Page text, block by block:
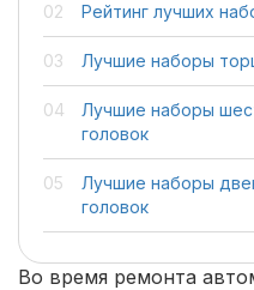
Рейтинг лучших
Лучшие наборы
Лучшие наборы
головок
Лучшие наборы
головок
Во время ремонта